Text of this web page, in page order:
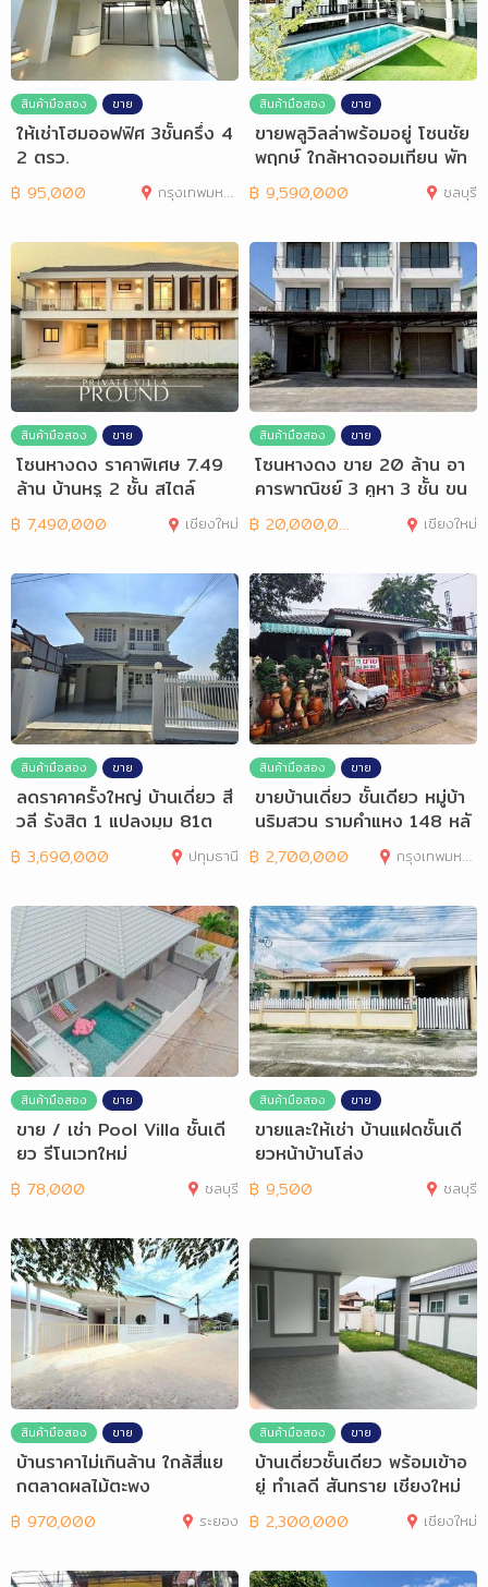
สินค้ามือสอง ขาย
ให้เช่าโฮมออฟฟิศ 3ชั้นครึ่ง 4
2 ตรว.
฿ 95,000 กรุงเทพมหานคร
สินค้ามือสอง ขาย
ขายพลูวิลล่าพร้อมอยู่ โซนชัย
พฤกษ์ ใกล้หาดจอมเทียน พัท
ยา
฿ 9,590,000 ชลบุรี
สินค้ามือสอง ขาย
โซนหางดง ราคาพิเศษ 7.49
ล้าน บ้านหรู 2 ชั้น สไตล์
฿ 7,490,000 เชียงใหม่
สินค้ามือสอง ขาย
โซนหางดง ขาย 20 ล้าน อา
คารพาณิชย์ 3 คูหา 3 ชั้น ขน
าดใหญ่
฿ 20,000,000 เชียงใหม่
สินค้ามือสอง ขาย
ลดราคาครั้งใหญ่ บ้านเดี่ยว สี
วลี รังสิต 1 แปลงมุม 81ต
ร.ว
฿ 3,690,000 ปทุมธานี
สินค้ามือสอง ขาย
ขายบ้านเดี่ยว ชั้นเดียว หมู่บ้า
นริมสวน รามคำแหง 148 หลั
งริม
฿ 2,700,000 กรุงเทพมหานคร
สินค้ามือสอง ขาย
ขาย / เช่า Pool Villa ชั้นเดี
ยว รีโนเวทใหม่
฿ 78,000 ชลบุรี
สินค้ามือสอง ขาย
ขายและให้เช่า บ้านแฝดชั้นเดี
ยวหน้าบ้านโล่ง
฿ 9,500 ชลบุรี
สินค้ามือสอง ขาย
บ้านราคาไม่เกินล้าน ใกล้สี่แย
กตลาดผลไม้ตะพง
฿ 970,000 ระยอง
สินค้ามือสอง ขาย
บ้านเดี่ยวชั้นเดียว พร้อมเข้าอ
ยู่ ทำเลดี สันทราย เชียงใหม่
฿ 2,300,000 เชียงใหม่